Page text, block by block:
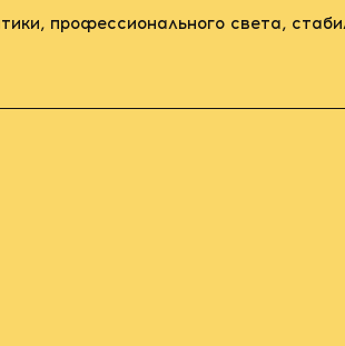
профессионального света,